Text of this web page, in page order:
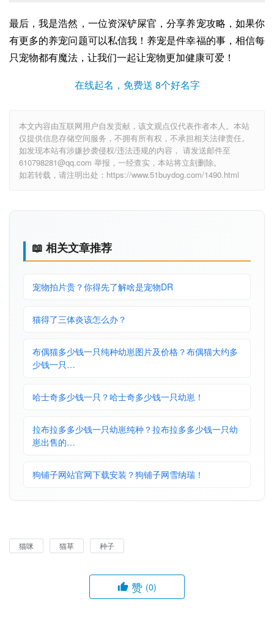
最后，我是浩然，一位资深铲屎官，分享养宠攻略，如果你
有更多的养宠问题可以私信我！养宠是件幸福的事，相信每
只宠物都有魔法，让我们一起让宠物更加健康可爱！
在线起名，免费送 8个好名字
本文内容由互联网用户自发贡献，该文观点仅代表作者本人。本站
仅提供信息存储空间服务，不拥有所有权，不承担相关法律责任。
如发现本站有涉嫌抄袭侵权/违法违规的内容， 请发送邮件至
610798281@qq.com 举报，一经查实，本站将立刻删除。
如若转载，请注明出处：https://www.51buydog.com/1490.html
📖 相关文章推荐
宠物拍片贵？你得先了解啥是宠物DR
猫得了三体炎该怎么办？
布偶猫多少钱一只纯种幼崽图片及价格？布偶猫大约多
少钱一只…
哈士奇多少钱一只？哈士奇多少钱一只幼崽！
拉布拉多多少钱一只幼崽纯种？拉布拉多多少钱一只幼
崽出售的…
狗铺子网站官网下载安装？狗铺子网雪纳瑞！
猫咪 猫草 种子
赞 (0)